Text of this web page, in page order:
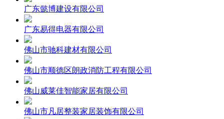
广东懿博建设有限公司
广东易得电器有限公司
佛山市驰科建材有限公司
佛山市顺德区朗政消防工程有限公司
佛山威莱佳智能家居有限公司
佛山市凡居整装家居装饰有限公司